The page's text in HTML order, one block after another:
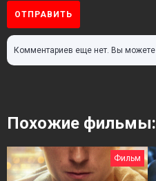
ОТПРАВИТЬ
Комментариев еще нет. Вы можете
Похожие фильмы:
Фильм